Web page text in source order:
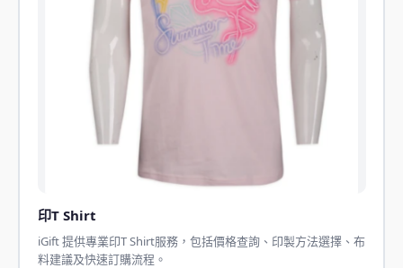
印T Shirt
iGift 提供專業印T Shirt服務，包括價格查詢、印製方法選擇、布
料建議及快速訂購流程。